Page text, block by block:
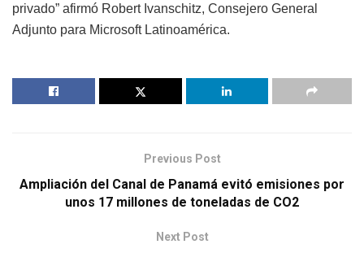
privado” afirmó Robert Ivanschitz, Consejero General
Adjunto para Microsoft Latinoamérica.
Previous Post
Ampliación del Canal de Panamá evitó emisiones por
unos 17 millones de toneladas de CO2
Next Post